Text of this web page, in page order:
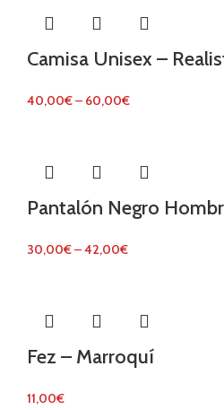
Camisa Unisex –
40,00€– 60,00€
Pantalón Negro
30,00€–42,00€
Fez – Marroquí
11,00€